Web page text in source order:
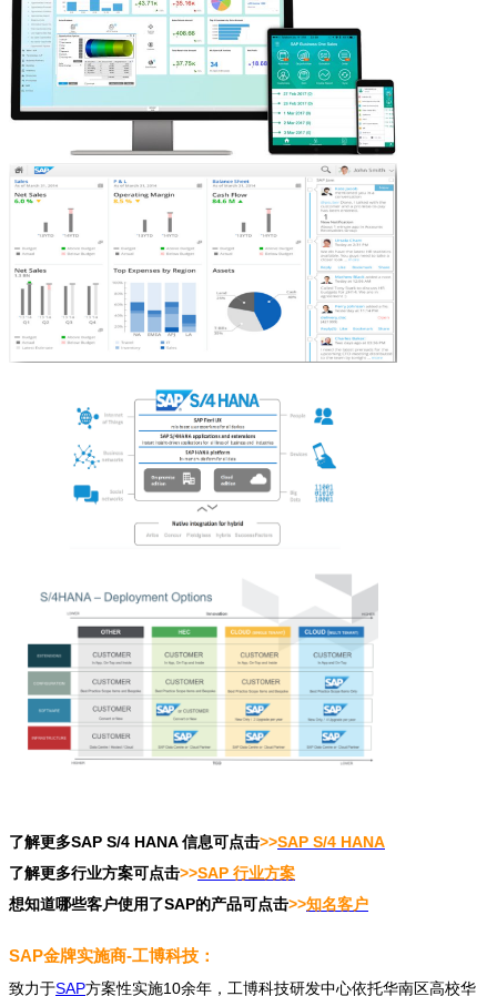
了解更多SAP S/4 HANA 信息可点击>>SAP S/4 HANA
了解更多行业方案可点击>>SAP 行业方案
想知道哪些客户使用了SAP的产品可点击>>知名客户
SAP金牌实施商-工博科技：
致力于SAP方案性实施10余年，工博科技研发中心依托华南区高校华